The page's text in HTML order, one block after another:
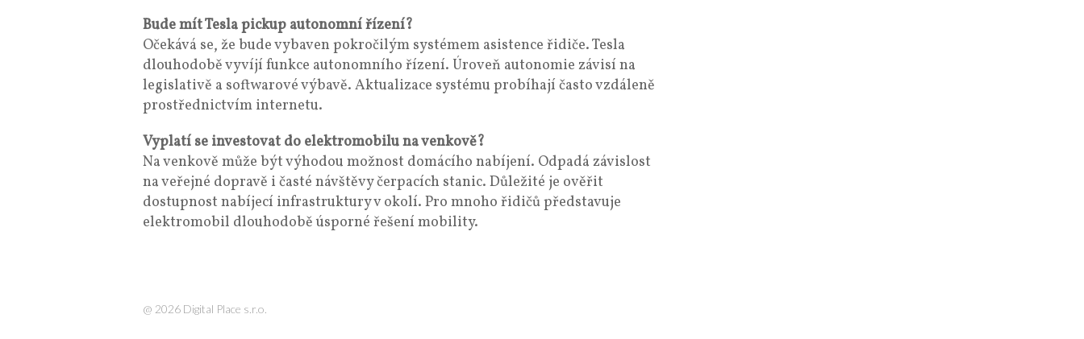
Bude mít Tesla pickup autonomní řízení?
Očekává se, že bude vybaven pokročilým systémem asistence řidiče. Tesla
dlouhodobě vyvíjí funkce autonomního řízení. Úroveň autonomie závisí na
legislativě a softwarové výbavě. Aktualizace systému probíhají často vzdáleně
prostřednictvím internetu.
Vyplatí se investovat do elektromobilu na venkově?
Na venkově může být výhodou možnost domácího nabíjení. Odpadá závislost
na veřejné dopravě i časté návštěvy čerpacích stanic. Důležité je ověřit
dostupnost nabíjecí infrastruktury v okolí. Pro mnoho řidičů představuje
elektromobil dlouhodobě úsporné řešení mobility.
@ 2026 Digital Place s.r.o.